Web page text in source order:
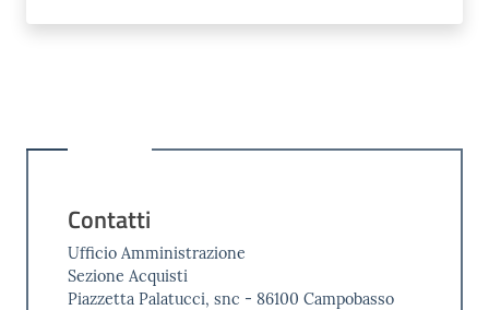
Contatti
Ufficio Amministrazione
Sezione Acquisti
Piazzetta Palatucci, snc - 86100 Campobasso